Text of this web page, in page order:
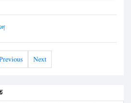
Next